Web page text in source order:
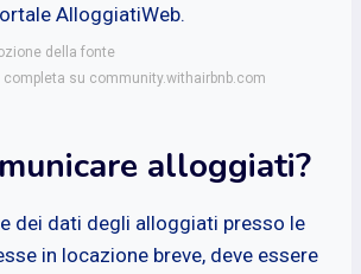
AlloggiatiWeb.
della fonte
su community.withairbnb.com
alloggiati?
dei dati degli alloggiati presso le
in locazione breve, deve essere